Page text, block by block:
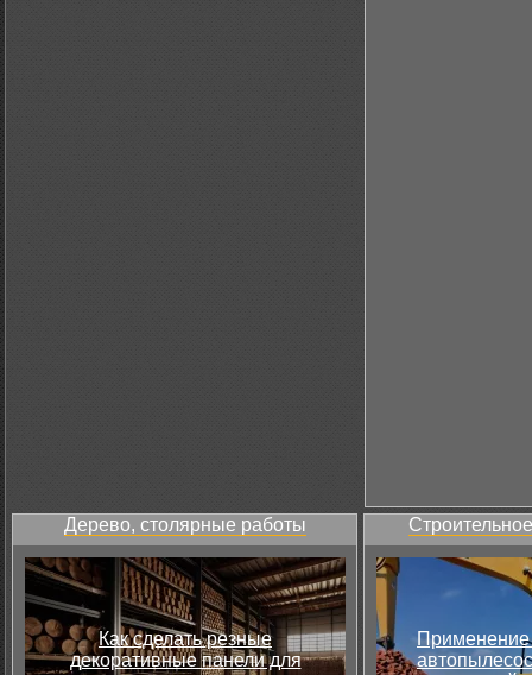
Дерево, столярные работы
Как сделать резные
декоративные панели для
Применение